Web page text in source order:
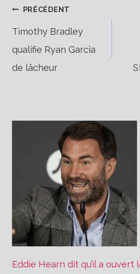
de
l’article
PRÉCÉDENT
Timothy Bradley
qualifie Ryan Garcia
de lâcheur
Eddie Hearn dit qu’il a ouvert